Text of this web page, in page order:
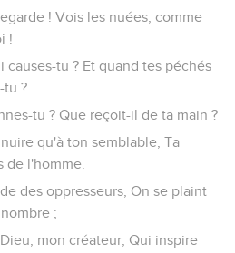
! Vois les nuées, comme
!
causes-tu ? Et quand tes péchés
tu ?
tu ? Que reçoit-il de ta main ?
qu'à ton semblable, Ta
de l'homme.
des oppresseurs, On se plaint
;
mon créateur, Qui inspire